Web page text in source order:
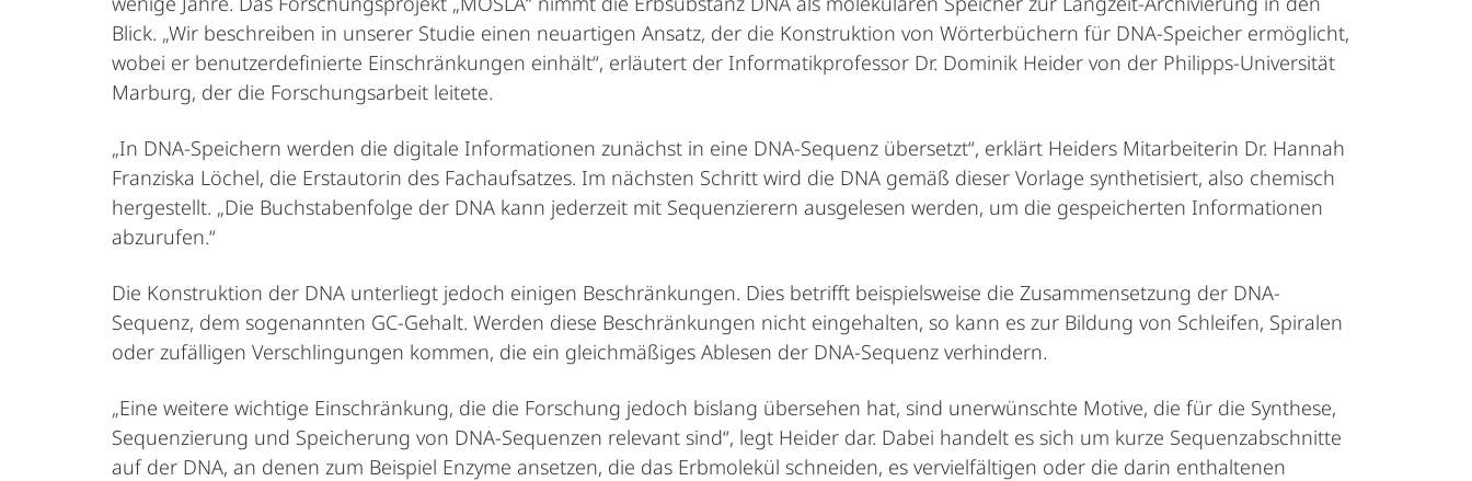
Blick. „Wir beschreiben in unserer Studie einen neuartigen Ansatz, der die Konstruktion von Wörterbüchern für DNA-Speicher ermöglicht,
wobei er benutzerdefinierte Einschränkungen einhält“, erläutert der Informatikprofessor Dr. Dominik Heider von der Philipps-Universität
Marburg, der die Forschungsarbeit leitete.
„In DNA-Speichern werden die digitale Informationen zunächst in eine DNA-Sequenz übersetzt“, erklärt Heiders Mitarbeiterin Dr. Hannah
Franziska Löchel, die Erstautorin des Fachaufsatzes. Im nächsten Schritt wird die DNA gemäß dieser Vorlage synthetisiert, also chemisch
hergestellt. „Die Buchstabenfolge der DNA kann jederzeit mit Sequenzierern ausgelesen werden, um die gespeicherten Informationen
abzurufen.“
Die Konstruktion der DNA unterliegt jedoch einigen Beschränkungen. Dies betrifft beispielsweise die Zusammensetzung der DNA-
Sequenz, dem sogenannten GC-Gehalt. Werden diese Beschränkungen nicht eingehalten, so kann es zur Bildung von Schleifen, Spiralen
oder zufälligen Verschlingungen kommen, die ein gleichmäßiges Ablesen der DNA-Sequenz verhindern.
„Eine weitere wichtige Einschränkung, die die Forschung jedoch bislang übersehen hat, sind unerwünschte Motive, die für die Synthese,
Sequenzierung und Speicherung von DNA-Sequenzen relevant sind“, legt Heider dar. Dabei handelt es sich um kurze Sequenzabschnitte
auf der DNA, an denen zum Beispiel Enzyme ansetzen, die das Erbmolekül schneiden, es vervielfältigen oder die darin enthaltenen